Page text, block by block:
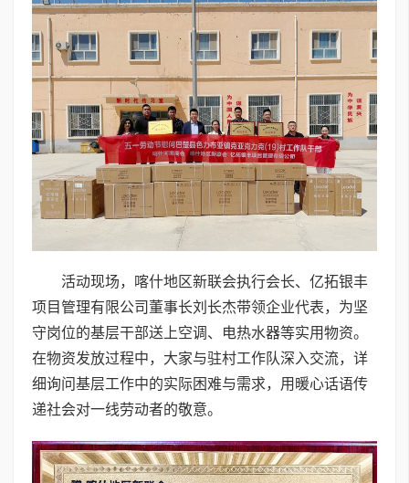
活动现场，喀什地区新联会执行会长、亿拓银丰
项目管理有限公司董事长刘长杰带领企业代表，为坚
守岗位的基层干部送上空调、电热水器等实用物资。
在物资发放过程中，大家与驻村工作队深入交流，详
细询问基层工作中的实际困难与需求，用暖心话语传
递社会对一线劳动者的敬意。